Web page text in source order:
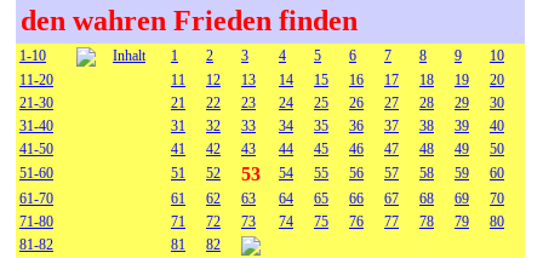
den wahren Frieden finden
1-10 Inhalt 1 2 3 4 5 6 7 8 9
10
11-20
11 12 13 14 15 16 17 18 19
20
21-30
21 22 23 24 25 26 27 28 29
30
31-40
31 32 33 34 35 36 37 38 39
40
41-50
41 42 43 44 45 46 47 48 49
50
51-60
51 52 53 54 55 56 57 58 59
60
61-70
61 62 63 64 65 66 67 68 69
70
71-80
71 72 73 74 75 76 77 78 79
80
81-82
81 82